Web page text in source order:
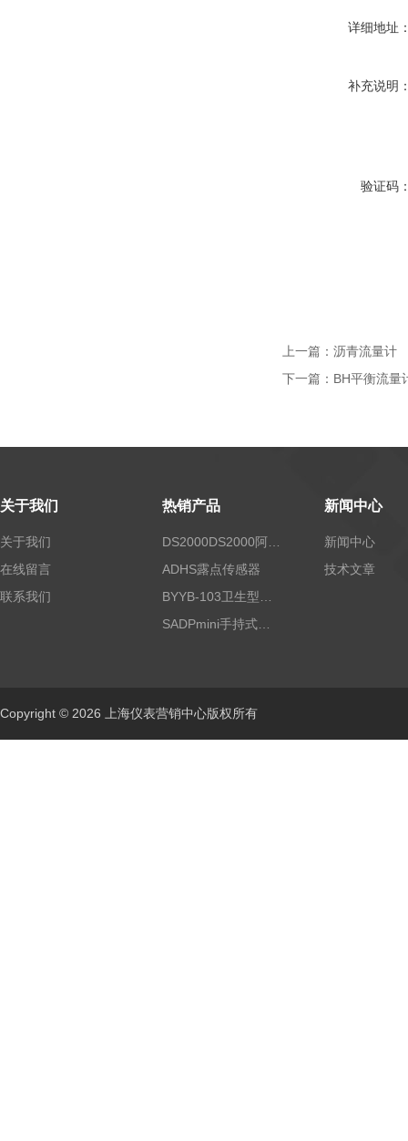
详细地址
补充说明
验证码
上一篇： 沥青流量计
下一篇： BH平衡流量
关于我们
关于我们
在线留言
联系我们
热销产品
ADHS露点传感器
新闻中心
新闻中心
技术文章
Copyright © 2026 上海仪表营销中心版权所有